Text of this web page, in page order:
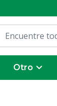
Otro